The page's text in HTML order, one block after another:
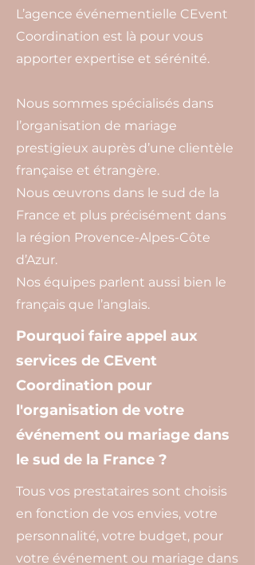
L’agence événementielle CEvent
Coordination est là pour vous
apporter expertise et sérénité.
Nous sommes spécialisés dans
l’organisation de mariage
prestigieux auprès d’une clientèle
française et étrangère.
Nous œuvrons dans le sud de la
France et plus précisément dans
la région Provence-Alpes-Côte
d’Azur.
Nos équipes parlent aussi bien le
français que l’anglais.
Pourquoi faire appel aux
services de CEvent
Coordination pour
l'organisation de votre
événement ou mariage dans
le sud de la France ?
Tous vos prestataires sont choisis
en fonction de vos envies, votre
personnalité, votre budget, pour
votre événement ou mariage dans